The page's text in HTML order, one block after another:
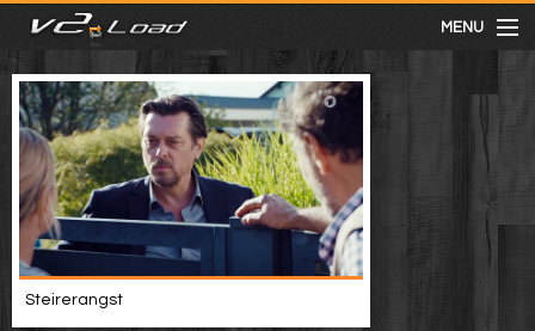
MENU
meist gesehen
neuste
kategorien
Steirerangst